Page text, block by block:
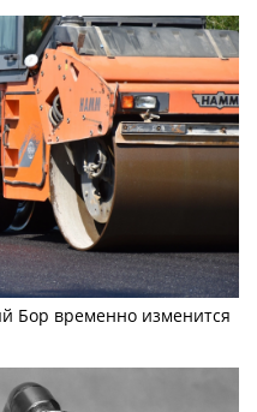
Бор временно изменится